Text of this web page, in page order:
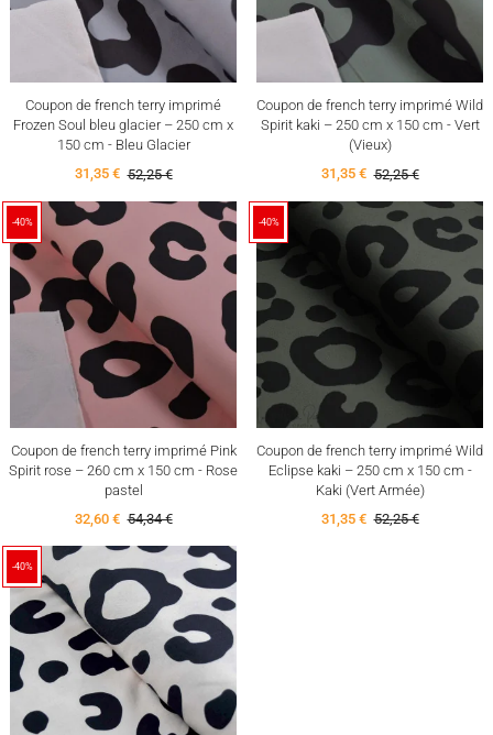
Coupon de french terry imprimé
Frozen Soul bleu glacier – 250 cm x
150 cm - Bleu Glacier
31,35 € 52,25 €
Coupon de french terry imprimé Wild
Spirit kaki – 250 cm x 150 cm - Vert
(Vieux)
31,35 € 52,25 €
-40%
Coupon de french terry imprimé Pink
Spirit rose – 260 cm x 150 cm - Rose
pastel
32,60 € 54,34 €
-40%
Coupon de french terry imprimé Wild
Eclipse kaki – 250 cm x 150 cm -
Kaki (Vert Armée)
31,35 € 52,25 €
-40%